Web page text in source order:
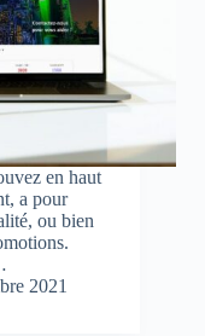
en haut
a pour
ou bien
2021